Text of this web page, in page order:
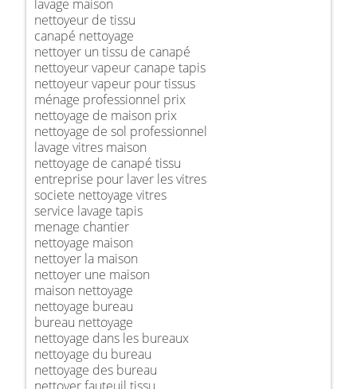
lavage maison
nettoyeur de tissu
canapé nettoyage
nettoyer un tissu de canapé
nettoyeur vapeur canape tapis
nettoyeur vapeur pour tissus
ménage professionnel prix
nettoyage de maison prix
nettoyage de sol professionnel
lavage vitres maison
nettoyage de canapé tissu
entreprise pour laver les vitres
societe nettoyage vitres
service lavage tapis
menage chantier
nettoyage maison
nettoyer la maison
nettoyer une maison
maison nettoyage
nettoyage bureau
bureau nettoyage
nettoyage dans les bureaux
nettoyage du bureau
nettoyage des bureau
nettoyer fauteuil tissu